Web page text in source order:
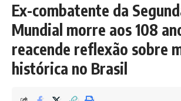
Ex-combatente da
Mundial morre aos 108
reacende reflexão sobre
histórica no Brasil